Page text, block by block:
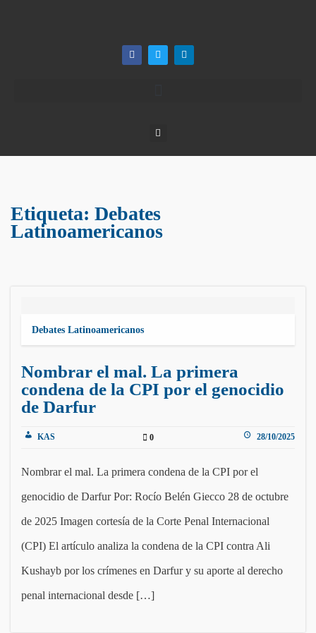
Etiqueta: Debates
Latinoamericanos
Debates Latinoamericanos
Nombrar el mal. La primera
condena de la CPI por el genocidio
de Darfur
KAS 0 28/10/2025
Nombrar el mal. La primera condena de la CPI por el
genocidio de Darfur Por: Rocío Belén Giecco 28 de octubre
de 2025 Imagen cortesía de la Corte Penal Internacional
(CPI) El artículo analiza la condena de la CPI contra Ali
Kushayb por los crímenes en Darfur y su aporte al derecho
penal internacional desde […]